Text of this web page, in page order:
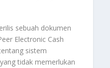
sebuah dokumen
Electronic Cash
sistem
tidak memerlukan